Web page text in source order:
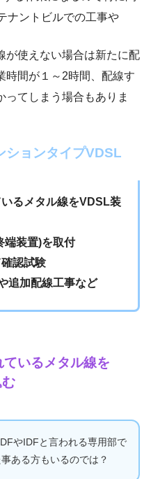
ナントビルでの工事や
が使えない場合は新たに配
時間が１～2時間、配線す
ってしまう場合もありま
ションタイプVDSL
るメタル線をVDSL装
端装置)を取付
認試験
追加配線工事など
いるメタル線を
やIDFと言われる専用部で
ある方もいるのでは？